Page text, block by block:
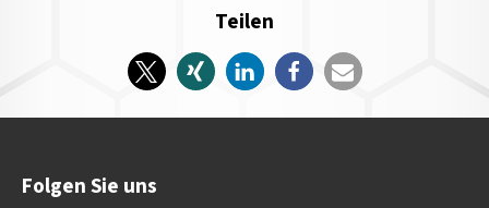
Teilen
Folgen Sie uns